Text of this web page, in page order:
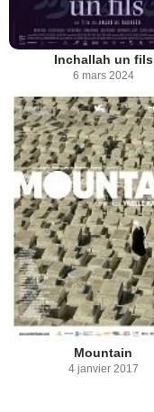
Inchallah un fils
6 mars 2024
Mountain
4 janvier 2017